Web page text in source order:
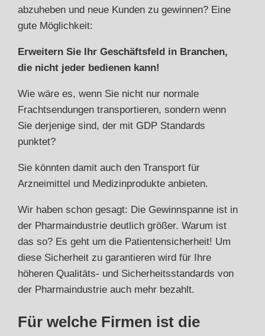
abzuheben und neue Kunden zu gewinnen? Eine
gute Möglichkeit:
Erweitern Sie Ihr Geschäftsfeld in Branchen,
die nicht jeder bedienen kann!
Wie wäre es, wenn Sie nicht nur normale
Frachtsendungen transportieren, sondern wenn
Sie derjenige sind, der mit GDP Standards
punktet?
Sie könnten damit auch den Transport für
Arzneimittel und Medizinprodukte anbieten.
Wir haben schon gesagt: Die Gewinnspanne ist in
der Pharmaindustrie deutlich größer. Warum ist
das so? Es geht um die Patientensicherheit! Um
diese Sicherheit zu garantieren wird für Ihre
höheren Qualitäts- und Sicherheitsstandards von
der Pharmaindustrie auch mehr bezahlt.
Für welche Firmen ist die